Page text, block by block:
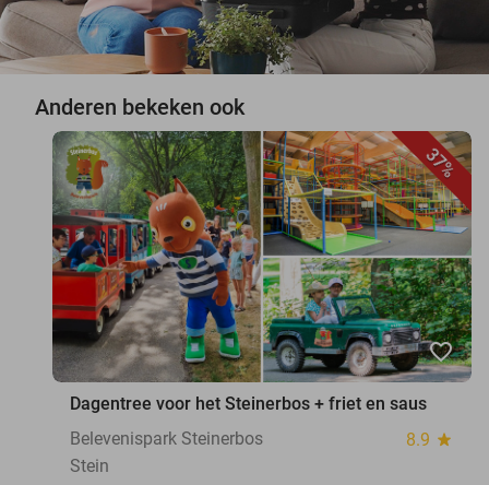
Anderen bekeken ook
37%
favorite_border
Dagentree voor het Steinerbos + friet en saus
Belevenispark Steinerbos
8.9 star
Stein